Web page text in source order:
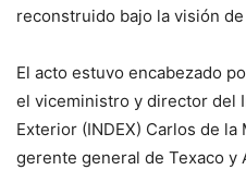
reconstruido bajo la visión
El acto estuvo encabezado
el viceministro y director del
Exterior (INDEX) Carlos de la
gerente general de Texaco y